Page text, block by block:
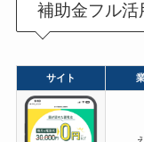
補助金フル
サイト